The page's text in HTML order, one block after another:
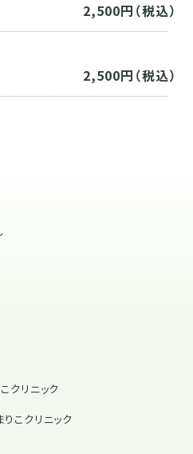
2,500円（税込）
2,500円（税込）
クリニック
りこクリニック